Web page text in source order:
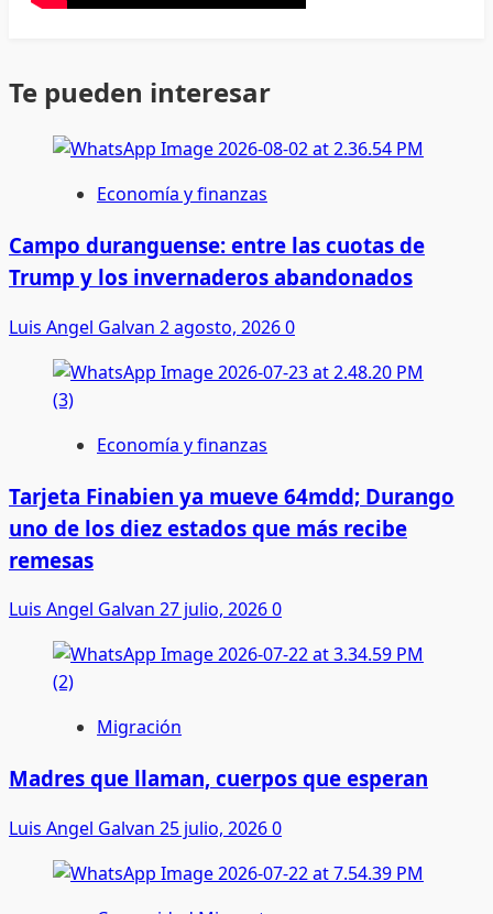
Te pueden interesar
Economía y finanzas
Campo duranguense: entre las cuotas de
Trump y los invernaderos abandonados
Luis Angel Galvan 2 agosto, 20260
Economía y finanzas
Tarjeta Finabien ya mueve 64mdd; Durango
uno de los diez estados que más recibe
remesas
Luis Angel Galvan 27 julio, 20260
Migración
Madres que llaman, cuerpos que esperan
Luis Angel Galvan 25 julio, 20260